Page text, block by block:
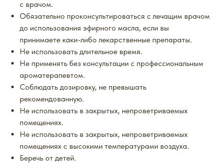
с врачом.
Обязательно проконсультироваться с лечащим врачом
до использования эфирного масла, если вы
принимаете каки-либо лекарственные препараты.
Не использовать длительное время.
Не применять без консультации с профессиональным
ароматерапевтом.
Соблюдать дозировку, не превышать
рекомендованную.
Не использовать в закрытых, непроветриваемых
помещениях.
Не использовать в закрытых, непроветриваемых
помещениях с высокими температурами воздуха.
Беречь от детей.